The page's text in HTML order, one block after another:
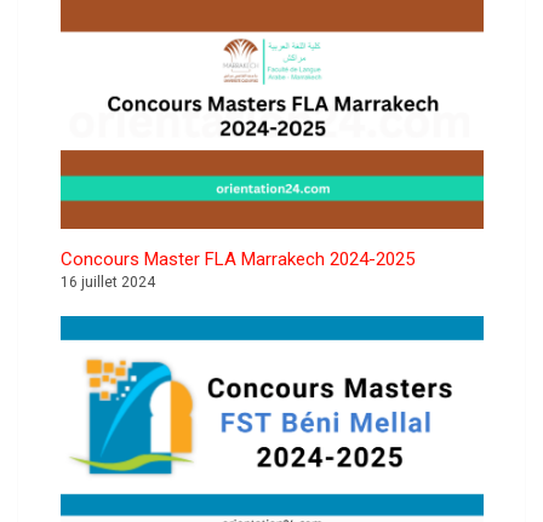
Concours Master FLA Marrakech 2024-2025
16 juillet 2024